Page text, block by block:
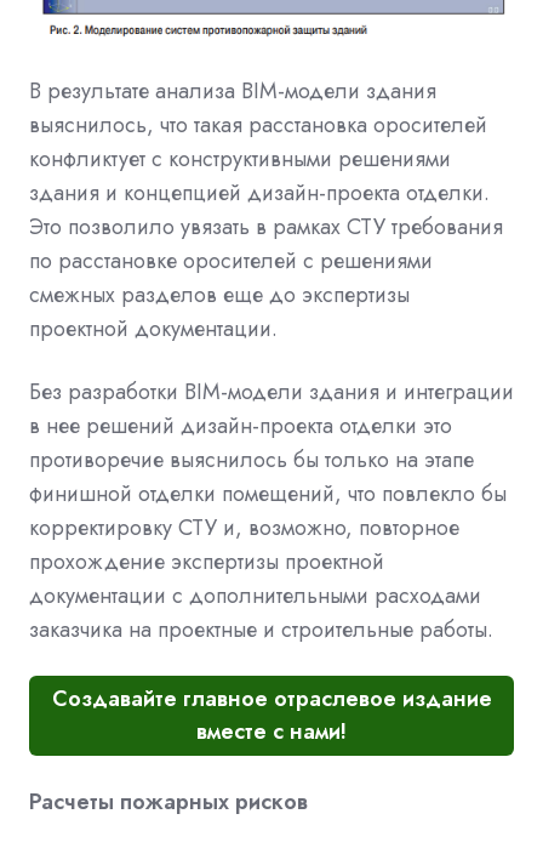
В результате анализа BIM-модели здания
выяснилось, что такая расстановка оросителей
конфликтует с конструктивными решениями
здания и концепцией дизайн-проекта отделки.
Это позволило увязать в рамках СТУ требования
по расстановке оросителей с решениями
смежных разделов еще до экспертизы
проектной документации.
Без разработки BIM-модели здания и интеграции
в нее решений дизайн-проекта отделки это
противоречие выяснилось бы только на этапе
финишной отделки помещений, что повлекло бы
корректировку СТУ и, возможно, повторное
прохождение экспертизы проектной
документации с дополнительными расходами
заказчика на проектные и строительные работы.
Создавайте главное отраслевое издание
вместе с нами!
Расчеты пожарных рисков